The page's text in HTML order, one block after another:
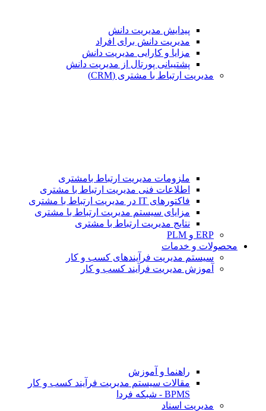
پیدایش مدیریت دانش
مدیریت دانش برای افراد
مزایا و کارایی مدیریت دانش
پشتیبانی پورتال از مدیریت دانش
مدیریت ارتباط با مشتری (CRM)
ملزومات مدیریت ارتباط بامشتری
اطلاعات فنی مدیریت ارتباط با مشتری
فاکتورهای IT در مدیریت ارتباط با مشتری
مزایای سیستم مدیریت ارتباط با مشتری
نتایج مدیریت ارتباط با مشتری
ERP و PLM
محصولات و خدمات
سیستم مدیریت فرآیندهای کسب و کار
آموزش مدیریت فرآیند کسب و کار
راهنما و آموزش
مقالات سیستم مدیریت فرآیند کسب و کار
BPMS - شبکه فردا
مدیریت اسناد